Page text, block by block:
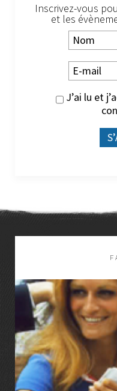
Inscrivez-vous
et les
J’ai lu et